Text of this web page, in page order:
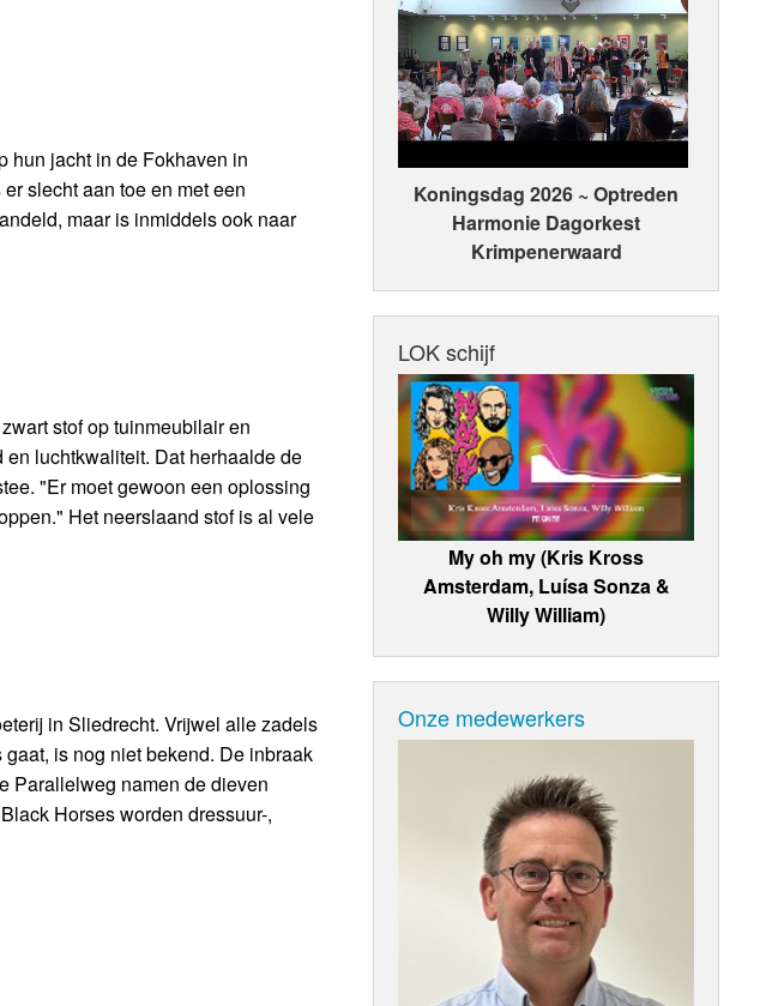
hun jacht in de Fokhaven in
slecht aan toe en met een
maar is inmiddels ook naar
stof op tuinmeubilair en
luchtkwaliteit. Dat herhaalde de
"Er moet gewoon een oplossing
Het neerslaand stof is al vele
in Sliedrecht. Vrijwel alle zadels
is nog niet bekend. De inbraak
Parallelweg namen de dieven
Horses worden dressuur-,
Koningsdag 2026 ~ Optreden
Harmonie Dagorkest
Krimpenerwaard
LOK schijf
My oh my (Kris Kross
Amsterdam, Luísa Sonza &
Willy William)
Onze medewerkers